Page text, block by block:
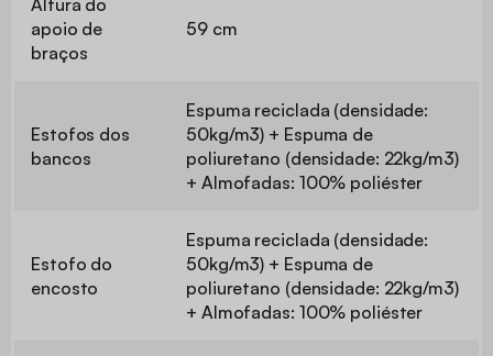
apoio de
braços
59 cm
Estofos dos
bancos
Espuma reciclada (densidade:
50kg/m3) + Espuma de
poliuretano (densidade: 22kg/m3)
+ Almofadas: 100% poliéster
Estofo do
encosto
Espuma reciclada (densidade:
50kg/m3) + Espuma de
poliuretano (densidade: 22kg/m3)
+ Almofadas: 100% poliéster